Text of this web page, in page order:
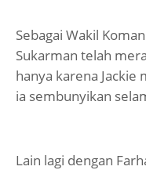
Sebagai Wakil
Sukarman telah
hanya karena
ia sembunyikan
Lain lagi dengan